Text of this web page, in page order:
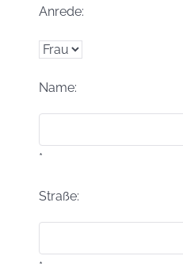
Anrede:
Name:
*
Straße:
*